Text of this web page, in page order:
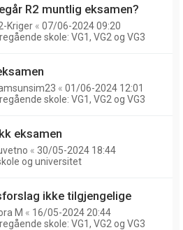
R2 muntlig eksamen?
Kriger « 07/06-2024 09:20
skole: VG1, VG2 og VG3
« 01/06-2024 12:01
skole: VG1, VG2 og VG3
eksamen
« 30/05-2024 18:44
og universitet
ikke tilgjengelige
M « 16/05-2024 20:44
skole: VG1, VG2 og VG3